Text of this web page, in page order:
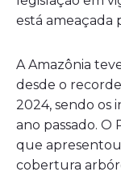
está ameaçada
A Amazônia
desde o recorde
2024, sendo os
ano passado. O
que
cobertura